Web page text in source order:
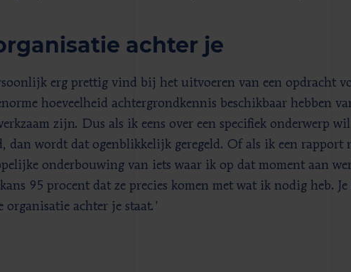
achter je
erg prettig vind bij het uitvoeren van een opdracht
hoeveelheid achtergrondkennis beschikbaar hebben
zijn. Dus als ik eens over een specifiek onderwerp
dan wordt dat ogenblikkelijk geregeld. Of als ik een rapport
onderbouwing van iets waar ik op dat moment aan
95 procent dat ze precies komen met wat ik nodig heb. Je
organisatie achter je staat.'